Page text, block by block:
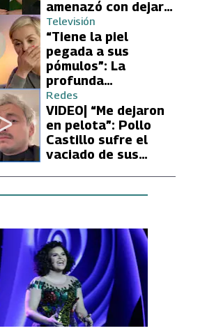
amenazó con dejar
Volverías con tu Ex
tras encontrón con
Carmen Gloria
Arroyo
Televisión
“Tiene la piel
pegada a sus
pómulos”: La
profunda
preocupación de
Fran García-
Huidobro por la
extrema delgadez
de Kathy Orellana
Redes
VIDEO| “Me dejaron
en pelota”: Pollo
Castillo sufre el
vaciado de sus